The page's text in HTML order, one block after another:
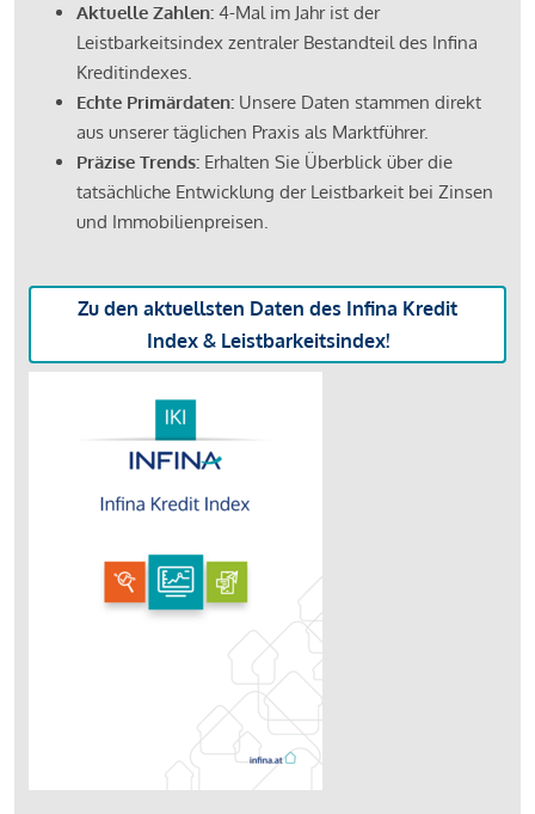
Aktuelle Zahlen: 4-Mal im Jahr ist der
Leistbarkeitsindex zentraler Bestandteil des Infina
Kreditindexes.
Echte Primärdaten: Unsere Daten stammen direkt
aus unserer täglichen Praxis als Marktführer.
Präzise Trends: Erhalten Sie Überblick über die
tatsächliche Entwicklung der Leistbarkeit bei Zinsen
und Immobilienpreisen.
Zu den aktuellsten Daten des Infina Kredit
Index & Leistbarkeitsindex!